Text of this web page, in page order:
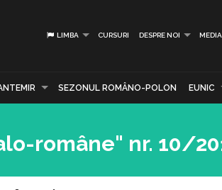
LIMBA CURSURI DESPRE NOI MEDIA
SEZONUL ROMÂNO-POLON EUNIC
române" nr. 10/